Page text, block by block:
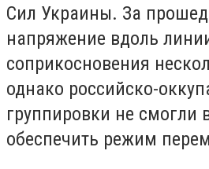
Сил Украины. За
напряжение вдоль
соприкосновения
однако российско-
группировки не смогли
обеспечить режим